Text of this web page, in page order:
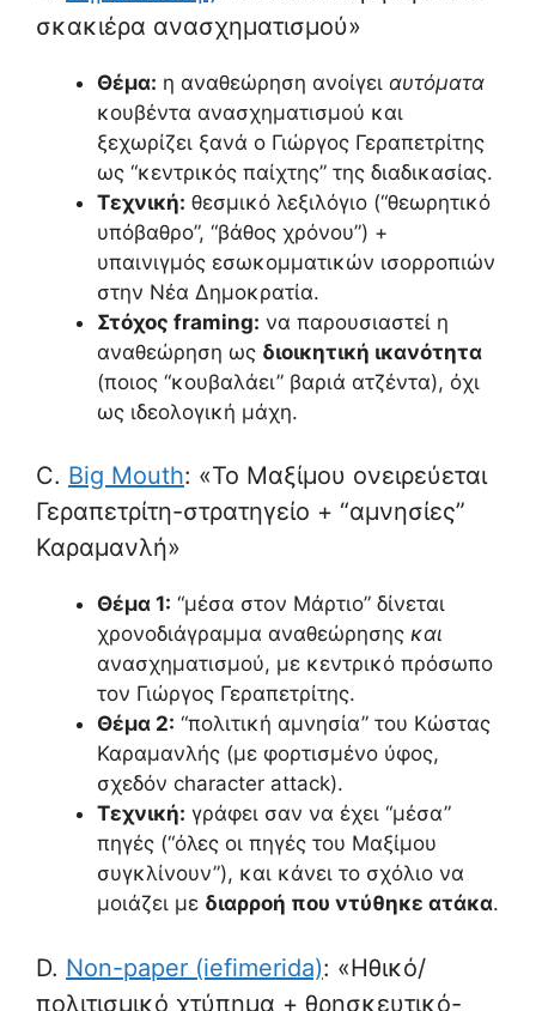
σκακιέρα ανασχηματισμού»
Θέμα: η αναθεώρηση ανοίγει αυτόματα
κουβέντα ανασχηματισμού και
ξεχωρίζει ξανά ο Γιώργος Γεραπετρίτης
ως “κεντρικός παίχτης” της διαδικασίας.
Τεχνική: θεσμικό λεξιλόγιο (“θεωρητικό
υπόβαθρο”, “βάθος χρόνου”) +
υπαινιγμός εσωκομματικών ισορροπιών
στην Νέα Δημοκρατία.
Στόχος framing: να παρουσιαστεί η
αναθεώρηση ως διοικητική ικανότητα
(ποιος “κουβαλάει” βαριά ατζέντα), όχι
ως ιδεολογική μάχη.
C. Big Mouth: «Το Μαξίμου ονειρεύεται
Γεραπετρίτη-στρατηγείο + “αμνησίες”
Καραμανλή»
Θέμα 1: “μέσα στον Μάρτιο” δίνεται
χρονοδιάγραμμα αναθεώρησης και
ανασχηματισμού, με κεντρικό πρόσωπο
τον Γιώργος Γεραπετρίτης.
Θέμα 2: “πολιτική αμνησία” του Κώστας
Καραμανλής (με φορτισμένο ύφος,
σχεδόν character attack).
Τεχνική: γράφει σαν να έχει “μέσα”
πηγές (“όλες οι πηγές του Μαξίμου
συγκλίνουν”), και κάνει το σχόλιο να
μοιάζει με διαρροή που ντύθηκε ατάκα.
D. Non-paper (iefimerida): «Ηθικό/
πολιτισμικό χτύπημα + θρησκευτικό-